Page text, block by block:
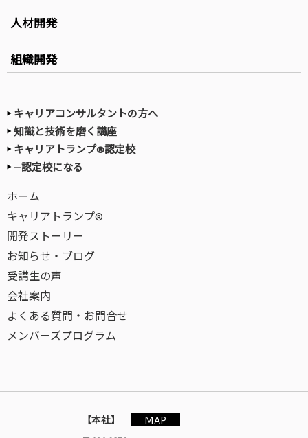
人材開発
組織開発
キャリアコンサルタントの方へ
知識と技術を磨く講座
キャリアトランプ®認定校
—認定校になる
ホーム
キャリアトランプ®
開発ストーリー
お知らせ・ブログ
受講生の声
会社案内
よくある質問・お問合せ
メンバーズプログラム
【本社】
MAP